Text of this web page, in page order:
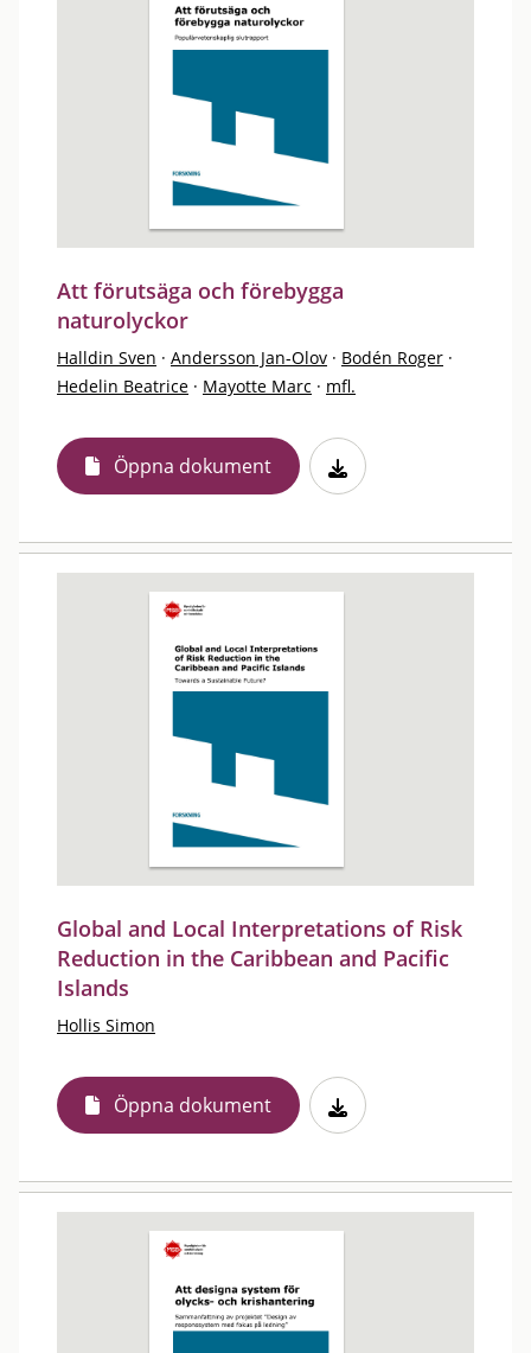
Att förutsäga och förebygga
naturolyckor
Halldin Sven · Andersson Jan-Olov · Bodén Roger ·
Hedelin Beatrice · Mayotte Marc · mfl.
Öppna dokument
Global and Local Interpretations of Risk
Reduction in the Caribbean and Pacific
Islands
Hollis Simon
Öppna dokument